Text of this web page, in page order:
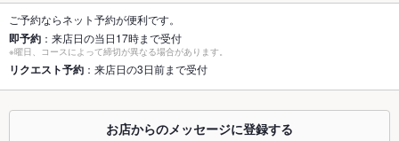
個室
なし ：掘りごたつ個室（1室/8名～25名様）・テーブル個室（1
室/6名～12名様用）
座敷 なし ：ご用意ございません。
ご予約ならネット予約が便利です。
即予約 ：来店日の当日17時まで受付
※曜日、コースによって締切が異なる場合があります。
リクエスト予約 ：来店日の3日前まで受付
お店からのメッセージに登録する